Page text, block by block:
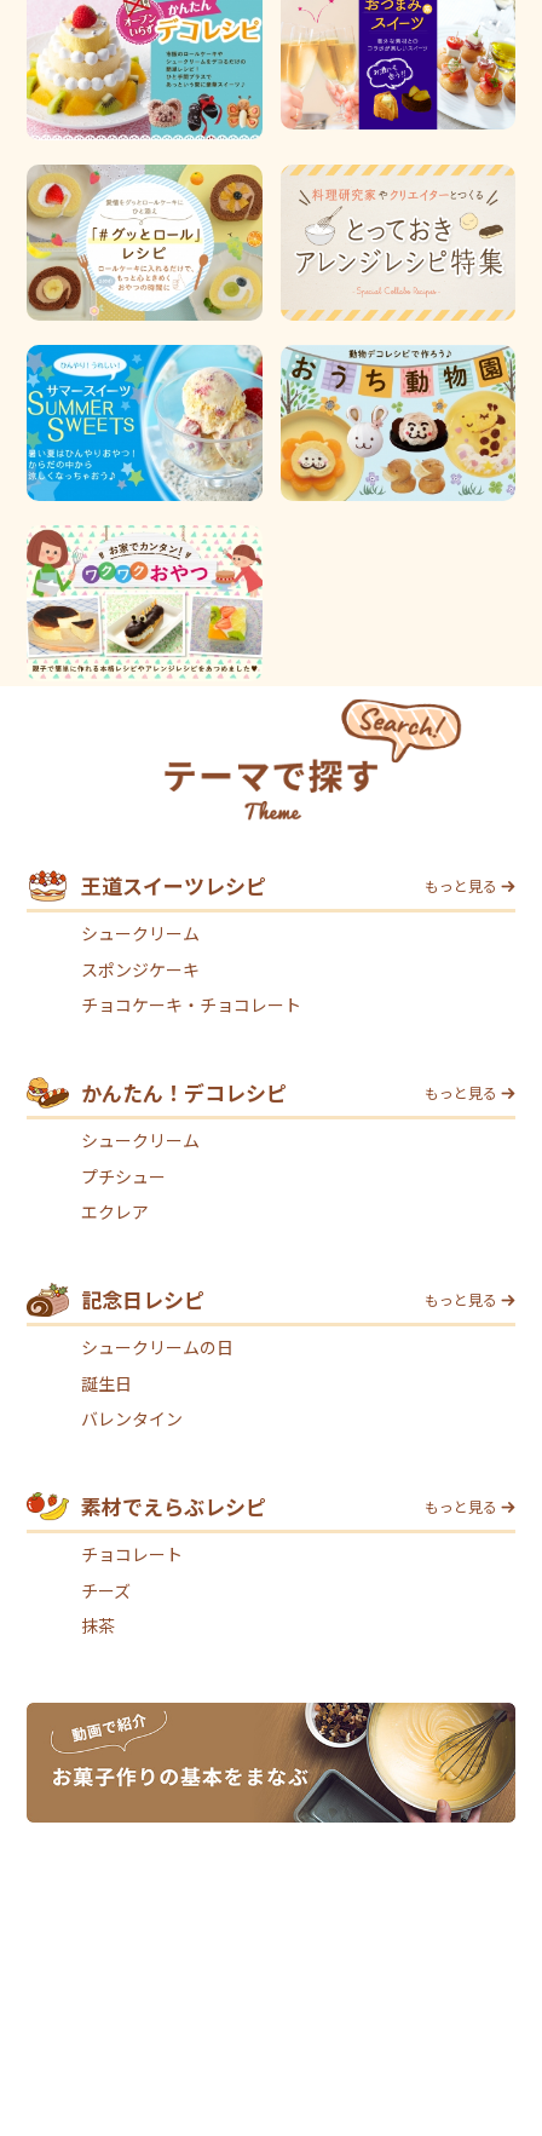
王道スイーツレシピ もっと見る
シュークリーム
スポンジケーキ
チョコケーキ・チョコレート
かんたん！デコレシピ もっと見る
シュークリーム
プチシュー
エクレア
記念日レシピ もっと見る
シュークリームの日
誕生日
バレンタイン
素材でえらぶレシピ もっと見る
チョコレート
チーズ
抹茶